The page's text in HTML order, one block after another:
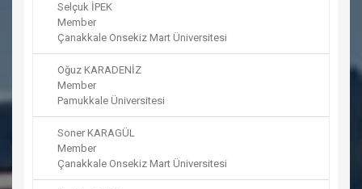
Selçuk İPEK
Member
Çanakkale Onsekiz Mart Üniversitesi
Oğuz KARADENİZ
Member
Pamukkale Üniversitesi
Soner KARAGÜL
Member
Çanakkale Onsekiz Mart Üniversitesi